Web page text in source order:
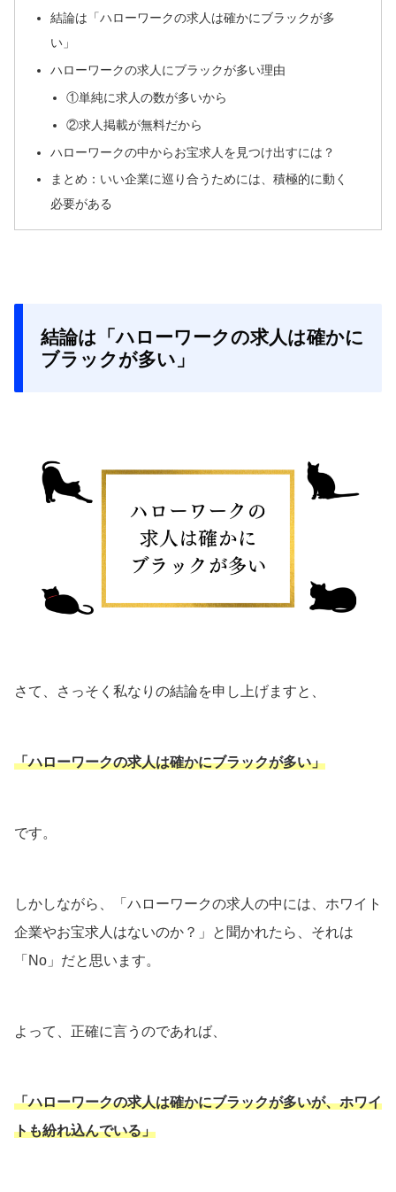
結論は「ハローワークの求人は確かにブラックが多
い」
ハローワークの求人にブラックが多い理由
①単純に求人の数が多いから
②求人掲載が無料だから
ハローワークの中からお宝求人を見つけ出すには？
まとめ：いい企業に巡り合うためには、積極的に動く
必要がある
結論は「ハローワークの求人は確かに
ブラックが多い」
さて、さっそく私なりの結論を申し上げますと、
「ハローワークの求人は確かにブラックが多い」
です。
しかしながら、「ハローワークの求人の中には、ホワイト
企業やお宝求人はないのか？」と聞かれたら、それは
「No」だと思います。
よって、正確に言うのであれば、
「ハローワークの求人は確かにブラックが多いが、ホワイ
トも紛れ込んでいる」